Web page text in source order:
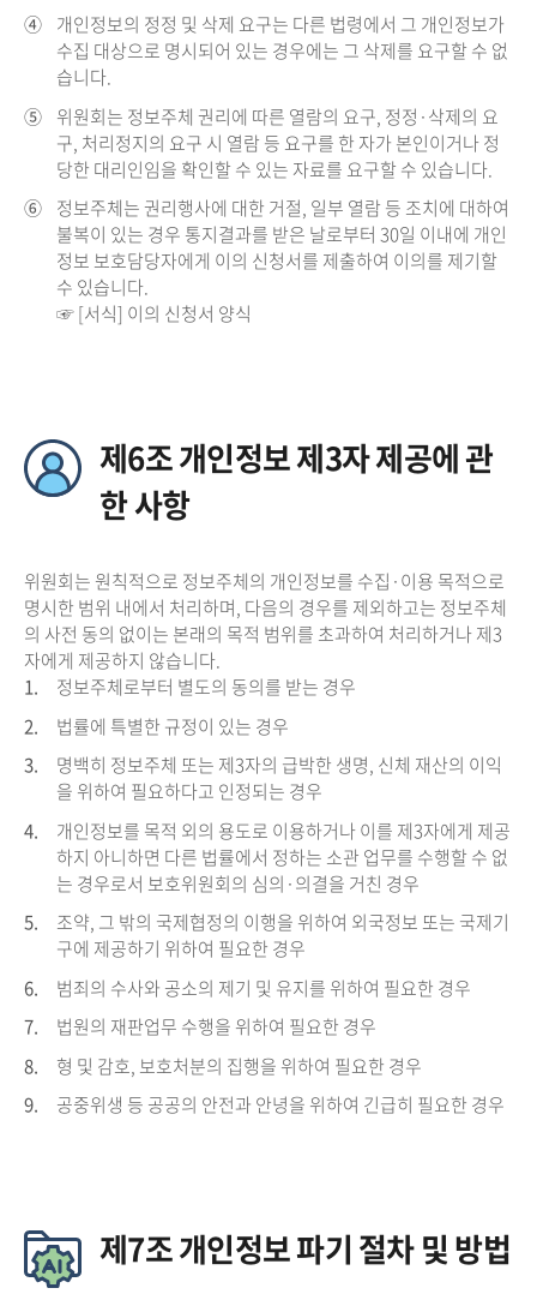
④ 개인정보의 정정 및 삭제 요구는 다른 법령에서 그 개인정보가
수집 대상으로 명시되어 있는 경우에는 그 삭제를 요구할 수 없
습니다.
⑤ 위원회는 정보주체 권리에 따른 열람의 요구, 정정·삭제의 요
구, 처리정지의 요구 시 열람 등 요구를 한 자가 본인이거나 정
당한 대리인임을 확인할 수 있는 자료를 요구할 수 있습니다.
⑥ 정보주체는 권리행사에 대한 거절, 일부 열람 등 조치에 대하여
불복이 있는 경우 통지결과를 받은 날로부터 30일 이내에 개인
정보 보호담당자에게 이의 신청서를 제출하여 이의를 제기할
수 있습니다.
☞ [서식] 이의 신청서 양식
제6조 개인정보 제3자 제공에 관
한 사항
위원회는 원칙적으로 정보주체의 개인정보를 수집·이용 목적으로
명시한 범위 내에서 처리하며, 다음의 경우를 제외하고는 정보주체
의 사전 동의 없이는 본래의 목적 범위를 초과하여 처리하거나 제3
자에게 제공하지 않습니다.
1.
정보주체로부터 별도의 동의를 받는 경우
2.
법률에 특별한 규정이 있는 경우
3.
명백히 정보주체 또는 제3자의 급박한 생명, 신체 재산의 이익
을 위하여 필요하다고 인정되는 경우
4.
개인정보를 목적 외의 용도로 이용하거나 이를 제3자에게 제공
하지 아니하면 다른 법률에서 정하는 소관 업무를 수행할 수 없
는 경우로서 보호위원회의 심의·의결을 거친 경우
5.
조약, 그 밖의 국제협정의 이행을 위하여 외국정보 또는 국제기
구에 제공하기 위하여 필요한 경우
6.
범죄의 수사와 공소의 제기 및 유지를 위하여 필요한 경우
7.
법원의 재판업무 수행을 위하여 필요한 경우
8.
형 및 감호, 보호처분의 집행을 위하여 필요한 경우
9.
공중위생 등 공공의 안전과 안녕을 위하여 긴급히 필요한 경우
제7조 개인정보 파기 절차 및 방법